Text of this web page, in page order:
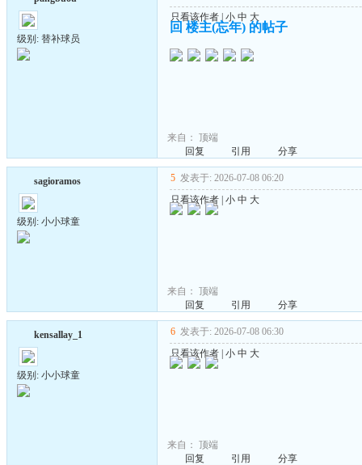
级别: 替补球员
只看该作者| 小 中 大
回 楼主(忘年) 的帖子
来自： 顶端
回复
引用 分享
sagioramos
级别: 小小球童
5 发表于: 2026-07-08 06:20
只看该作者 小 中 大
来自： 顶端
回复
引用 分享
kensallay_1
级别: 小小球童
6 发表于: 2026-07-08 06:30
只看该作者 小 中 大
来自： 顶端
回复
引用 分享